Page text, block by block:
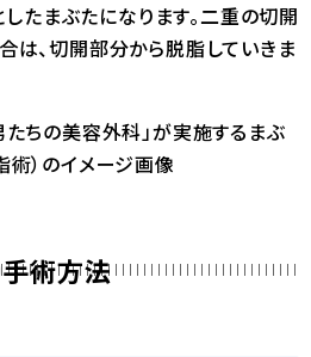
したまぶたになります。二重の切開
は、切開部分から脱脂していきま
術方法